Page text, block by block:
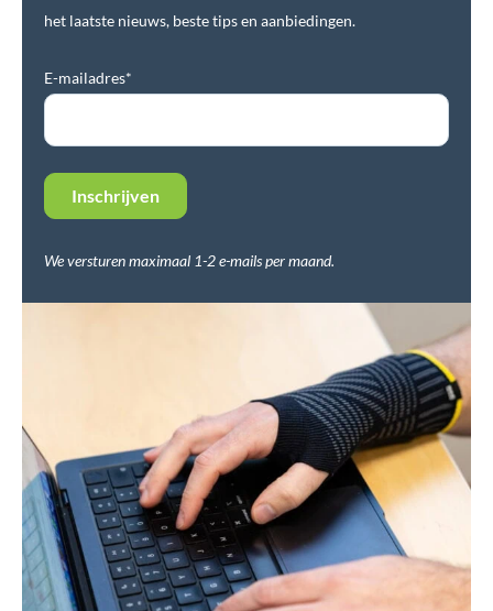
het laatste nieuws, beste tips en aanbiedingen.
E-mailadres*
We versturen maximaal 1-2 e-mails per maand.